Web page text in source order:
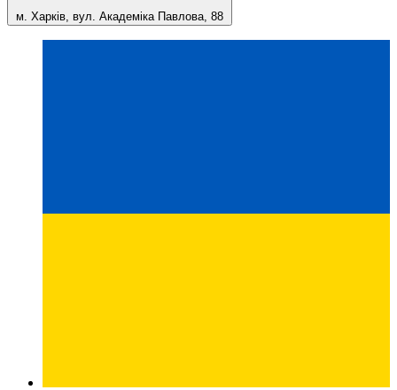
м. Харків, вул. Академіка Павлова, 88